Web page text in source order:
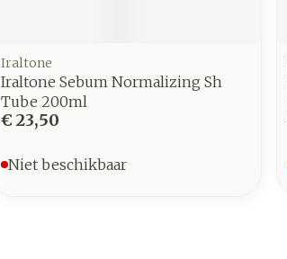
Iraltone
Iraltone Sebum Normalizing Sh
Tube 200ml
€ 23,50
Niet beschikbaar